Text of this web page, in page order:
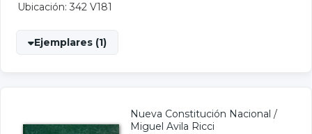
Ubicación: 342 V181
Ejemplares (1)
Nueva Constitución Nacional /
Miguel Avila Ricci